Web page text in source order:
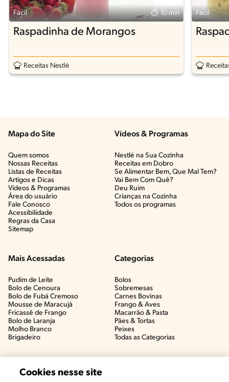
Fácil 10 min
Raspadinha de Morangos
Receitas Nestlé
Fácil
Mapa do Site
Quem somos
Nossas Receitas
Listas de Receitas​
Artigos e Dicas​
Vídeos & Programas​
Área do usuário
Fale Conosco
Acessibilidade
Regras da Casa
Sitemap
Vídeos & Programas​
Nestlé na Sua Cozinha
Receitas em Dobro
Se Alimentar Bem, Que Mal Tem?​
Vai Bem Com Quê?​
Deu Ruim​
Crianças na Cozinha​
Todos os programas
Mais Acessadas
Pudim de Leite
Bolo de Cenoura
Bolo de Fubá Cremoso
Mousse de Maracujá
Fricassê de Frango
Bolo de Laranja
Molho Branco
Brigadeiro
Categorias
Bolos
Sobremesas
Carnes Bovinas​
Frango & Aves​
Macarrão & Pasta​
Pães & Tortas​
Peixes
Todas as Categorias
Cookies nesse site